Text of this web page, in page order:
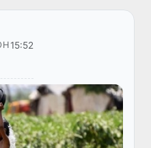
15:52